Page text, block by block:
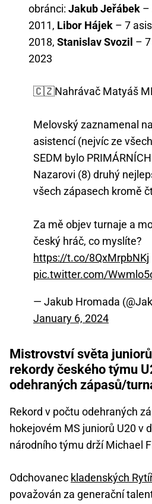
obránci: Jakub Jeřábek –
2011, Libor Hájek – 7
2018, Stanislav Svozil –
2023
🇨🇿Nahrávač Matyáš
Melovský zaznamenal
asistencí (nejvíc ze
SEDM bylo
Nazarovi (8) druhý
všech zápasech kromě
Za mě objev turnaje a
český hráč, co myslíte?
https://t.co/8QxMrpbNKj
pic.twitter.com/
— Jakub Hromada
January 6, 2024
Mistrovství světa
rekordy českého týmu
odehraných zápasů/
Rekord v počtu odehraných
hokejovém MS juniorů U20 v
národního týmu drží Michael
Odchovanec kladenských
považován za generační